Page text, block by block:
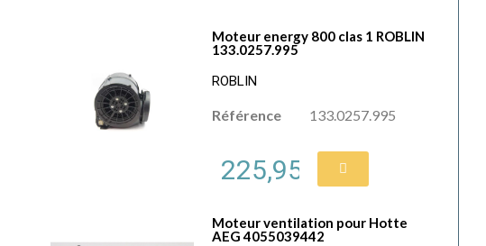
Moteur energy 800 clas 1 ROBLIN
133.0257.995
ROBLIN
Référence 133.0257.995
225,95 €
Moteur ventilation pour Hotte
AEG 4055039442